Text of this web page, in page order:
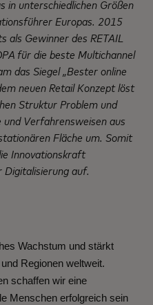
in unterschiedlichen Größen
Europas. 2015
als Gewinner des RETAIL
für die beste Multichannel
das Siegel „Bester online
neuen Retail Konzept löst
Struktur Problem und
Verfahrensweisen aus
Fläche um. Somit
Innovationskraft
auf.
Wachstum und stärkt
Regionen weltweit.
schaffen wir eine
Menschen erfolgreich sein